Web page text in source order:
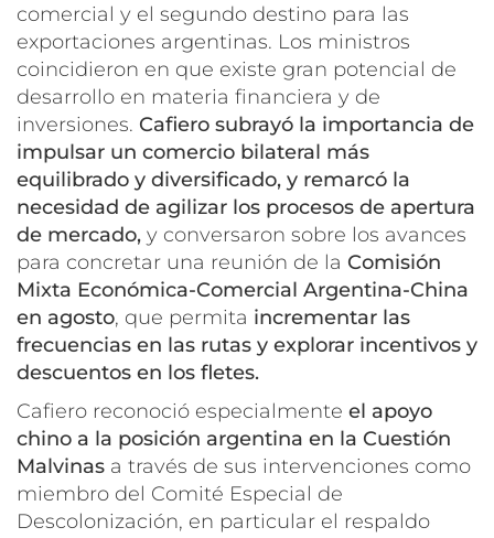
comercial y el segundo destino para las
exportaciones argentinas. Los ministros
coincidieron en que existe gran potencial de
desarrollo en materia financiera y de
inversiones. Cafiero subrayó la importancia de
impulsar un comercio bilateral más
equilibrado y diversificado, y remarcó la
necesidad de agilizar los procesos de apertura
de mercado, y conversaron sobre los avances
para concretar una reunión de la Comisión
Mixta Económica-Comercial Argentina-China
en agosto, que permita incrementar las
frecuencias en las rutas y explorar incentivos y
descuentos en los fletes.
Cafiero reconoció especialmente el apoyo
chino a la posición argentina en la Cuestión
Malvinas a través de sus intervenciones como
miembro del Comité Especial de
Descolonización, en particular el respaldo